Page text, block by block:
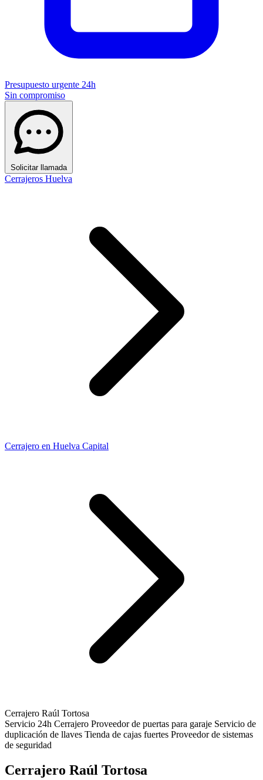
Presupuesto urgente 24h
Sin compromiso
Solicitar llamada
Cerrajeros Huelva
Cerrajero en Huelva Capital
Cerrajero Raúl Tortosa
Servicio 24h Cerrajero Proveedor de puertas para garaje Servicio de
duplicación de llaves Tienda de cajas fuertes Proveedor de sistemas
de seguridad
Cerrajero Raúl Tortosa